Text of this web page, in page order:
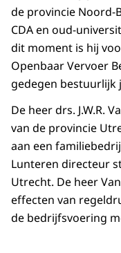
de provincie Noord-
CDA en oud-
dit moment is hij
Openbaar Vervoer
gedegen bestuurlijk
De heer drs. J.W.R.
van de provincie
aan een
Lunteren directeur
Utrecht. De heer
effecten van
de bedrijfsvoering